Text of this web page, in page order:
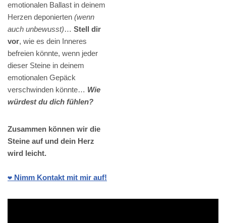
emotionalen Ballast in deinem
Herzen deponierten (wenn
auch unbewusst)… Stell dir
vor, wie es dein Inneres
befreien könnte, wenn jeder
dieser Steine in deinem
emotionalen Gepäck
verschwinden könnte… Wie
würdest du dich fühlen?
Zusammen können wir die
Steine auf und dein Herz
wird leicht.
❤️ Nimm Kontakt mit mir auf!